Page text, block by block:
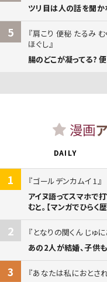
ツリ目は人の話を聞か
5
肩こり 便秘 たるみ む
ほぐし
腸のどこが凝ってる?
漫画
DAILY
1
ゴールデンカムイ 1
アイヌ語ってスマホで
むと。【マンガでひらく
2
となりの関くん じゅ
あの2人が結婚、子供
3
あなたは私におとさ